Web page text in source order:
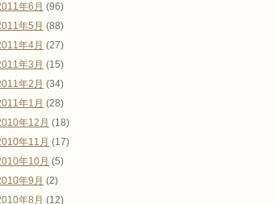
年6月 (96)
年5月 (88)
年4月 (27)
年3月 (15)
年2月 (34)
年1月 (28)
年12月 (18)
年11月 (17)
年10月 (5)
年9月 (2)
年8月 (12)